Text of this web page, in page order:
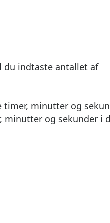
du indtaste antallet af
timer, minutter og
minutter og sekunder i